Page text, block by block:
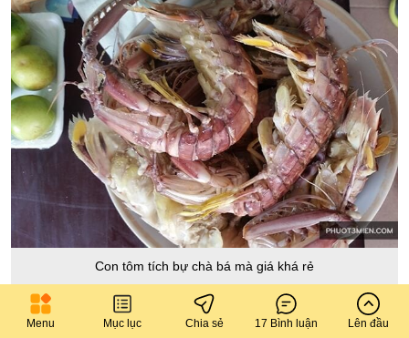
Con tôm tích bự chà bá mà giá khá rẻ
Tổng chi phí hết 600k cho bữa ăn 4 người, no căng
Menu Mục lục Chia sẻ 17 Bình luận Lên đầu